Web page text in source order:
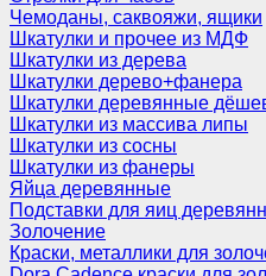
Чемоданы, саквояжи, ящики
Шкатулки и прочее из МДФ
Шкатулки из дерева
Шкатулки дерево+фанера
Шкатулки деревянные
Шкатулки из массива липы
Шкатулки из сосны
Шкатулки из фанеры
Яйца деревянные
Подставки для яиц
Золочение
Краски, металлики для